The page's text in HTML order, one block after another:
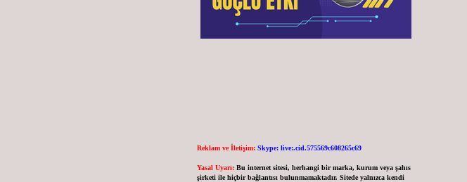
Reklam ve İletişim: Skype: live:.cid.575569c608265c69
Yasal Uyarı: Bu internet sitesi, herhangi bir marka, kurum veya şahıs
şirketi ile hiçbir bağlantısı bulunmamaktadır. Sitede yalnızca kendi